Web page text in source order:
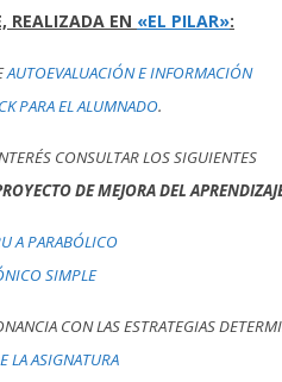
REALIZADA EN «EL PILAR»:
AUTOEVALUACIÓN E INFORMACIÓN
PARA EL ALUMNADO.
CONSULTAR LOS SIGUIENTES
DE MEJORA DEL
A PARABÓLICO
SIMPLE
CON LAS ESTRATEGIAS
LA ASIGNATURA